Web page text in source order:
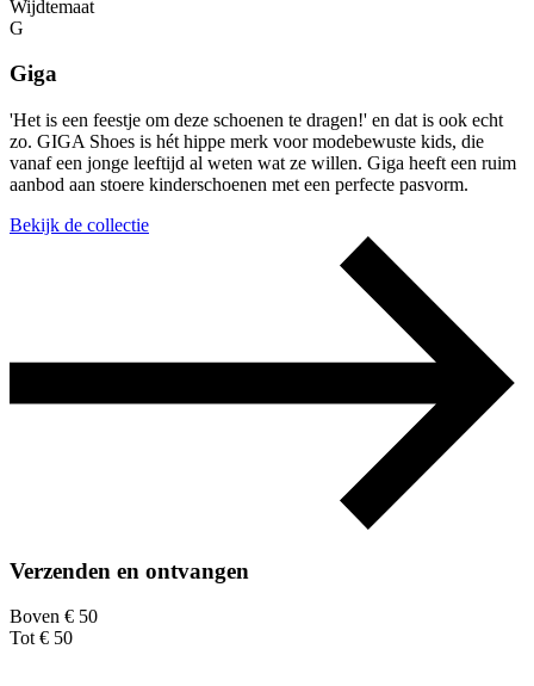
Wijdtemaat
G
Giga
'Het is een feestje om deze schoenen te dragen!' en dat is ook echt
zo. GIGA Shoes is hét hippe merk voor modebewuste kids, die
vanaf een jonge leeftijd al weten wat ze willen. Giga heeft een ruim
aanbod aan stoere kinderschoenen met een perfecte pasvorm.
Bekijk de collectie
Verzenden en ontvangen
Boven € 50
Tot € 50